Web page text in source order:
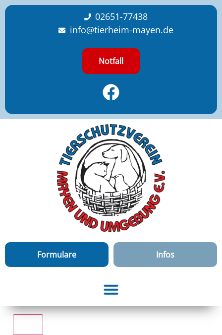
content
02651-77438
info@tierheim-mayen.de
Notfall
Formulare Infos